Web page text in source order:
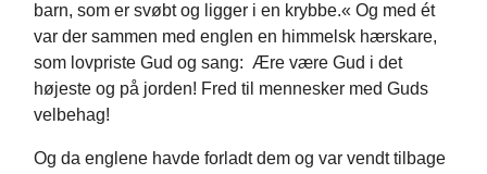
barn, som er svøbt og ligger i en krybbe.« Og med ét
var der sammen med englen en himmelsk hærskare,
som lovpriste Gud og sang: Ære være Gud i det
højeste og på jorden! Fred til mennesker med Guds
velbehag!
Og da englene havde forladt dem og var vendt tilbage